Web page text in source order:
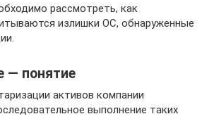
рассмотреть, как
излишки ОС, обнаруженные
— понятие
активов компании
выполнение таких